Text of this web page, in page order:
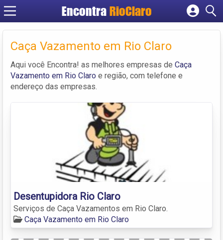
Encontra RioClaro
Cadastrar empresa
Criar conta
Caça Vazamento em Rio Claro
Aqui você Encontra! as melhores empresas de Caça
Vazamento em Rio Claro e região, com telefone e
endereço das empresas.
Desentupidora Rio Claro
Serviços de Caça Vazamentos em Rio Claro.
Caça Vazamento em Rio Claro